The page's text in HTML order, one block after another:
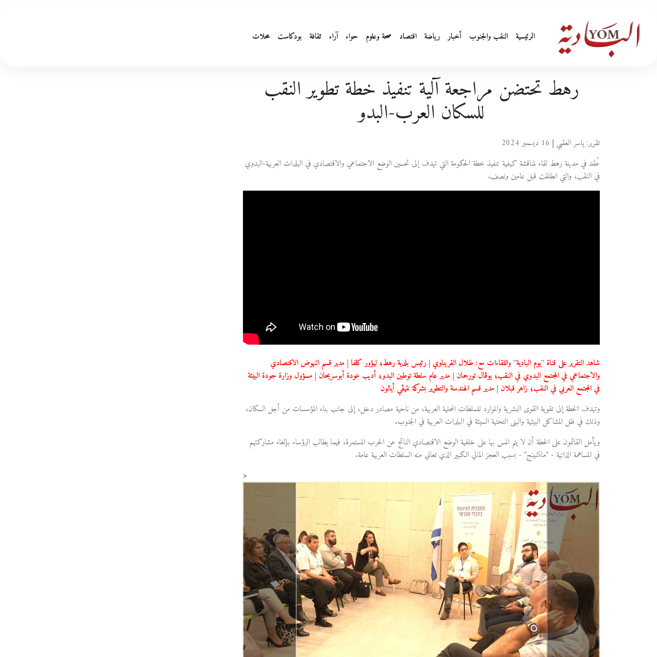
الرئيسية النقب والجنوب أخبار رياضة اقتصاد صحة وعلوم حواء آراء ثقافة بودكاست محلات
رهط تحتضن مراجعة آلية تنفيذ خطة تطوير النقب
للسكان العرب-البدو
تقرير: ياسر العقبي | 16 ديسمبر 2024
عُقد في مدينة رهط لقاء لمناقشة كيفية تنفيذ خطة الحكومة التي تهدف إلى تحسين الوضع الاجتماعي والاقتصادي في البلدات العربية-البدوي
في النقب، والتي انطلقت قبل عامين ونصف.
شاهد التقرير على قناة "يوم البادية" واللقاءات مع: طلال القريناوي | رئيس بلدية رهط؛ ليؤور كلفا | مدير قسم النهوض الاقتصادي
والاجتماعي في المجتمع البدوي في النقب؛ يوڤال تورجمان | مدير عام سلطة توطين البدو؛ أديب عودة أبوسريحان | مسؤول وزارة جودة البيئة
في المجتمع العربي في النقب؛ زاهر قبلان | مدير قسم الهندسة والتطوير بشركة نتيڤي أيالون
وتهدف الخطة إلى تقوية القوى البشرية والموارد للسلطات المحلية العربية، من ناحية مصادر دخل، إلى جانب بناء المؤسسات من أجل السكان،
وذلك في ظل المشاكل البيئية والبنى التحتية السيئة في البلدات العربية في الجنوب.
ويأمل القائمون على الخطة أن لا يتم المس بها على خلفية الوضع الاقتصادي الناتج عن الحرب المستمرة، فيما يطالب الرؤساء بإلغاء مشاركتهم
في المساهمة الذاتية - "ماتشينج" - بسبب العجز المالي الكبير الذي تعاني منه السلطات العربية عامة.
<